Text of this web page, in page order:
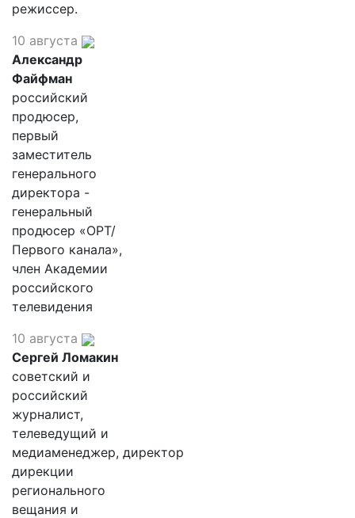
режиссер.
10 августа
Александр
Файфман
российский
продюсер,
первый
заместитель
генерального
директора -
генеральный
продюсер «ОРТ/
Первого канала»,
член Академии
российского
телевидения
10 августа
Сергей Ломакин
советский и
российский
журналист,
телеведущий и
медиаменеджер, директор
дирекции
регионального
вещания и